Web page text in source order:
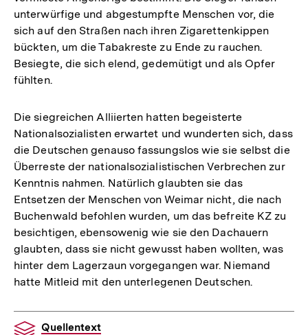
unterwürfige und abgestumpfte Menschen vor, die
sich auf den Straßen nach ihren Zigarettenkippen
bückten, um die Tabakreste zu Ende zu rauchen.
Besiegte, die sich elend, gedemütigt und als Opfer
fühlten.
Die siegreichen Alliierten hatten begeisterte
Nationalsozialisten erwartet und wunderten sich, dass
die Deutschen genauso fassungslos wie sie selbst die
Überreste der nationalsozialistischen Verbrechen zur
Kenntnis nahmen. Natürlich glaubten sie das
Entsetzen der Menschen von Weimar nicht, die nach
Buchenwald befohlen wurden, um das befreite KZ zu
besichtigen, ebensowenig wie sie den Dachauern
glaubten, dass sie nicht gewusst haben wollten, was
hinter dem Lagerzaun vorgegangen war. Niemand
hatte Mitleid mit den unterlegenen Deutschen.
Quellentext